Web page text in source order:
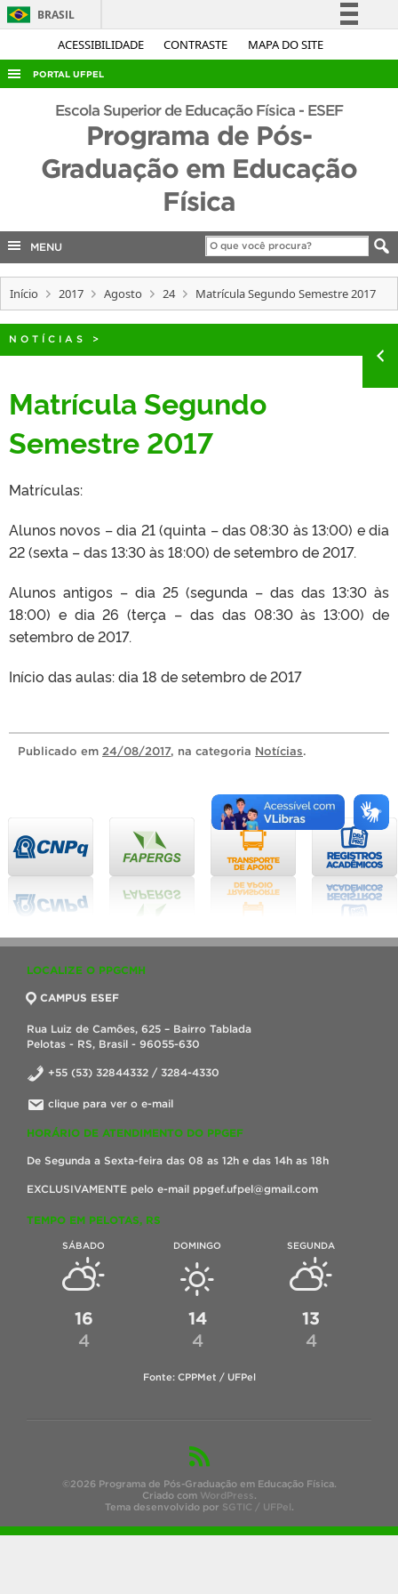
ACESSIBILIDADE CONTRASTE MAPA DO SITE
BRASIL
Simplifique!
Acesso à informação
Legislação
Canais
PORTAL UFPEL
ACESSO À INFORMAÇÃO
COBALTO
Escola Superior de Educação Física - ESEF
Programa de Pós-
Graduação em Educação
Física
MENU
Início 2017 Agosto 24 Matrícula Segundo Semestre 2017
NOTÍCIAS >
Matrícula Segundo
Semestre 2017
Matrículas:
Alunos novos – dia 21 (quinta – das 08:30 às 13:00) e dia
22 (sexta – das 13:30 às 18:00) de setembro de 2017.
Alunos antigos – dia 25 (segunda – das das 13:30 às
18:00) e dia 26 (terça – das das 08:30 às 13:00) de
setembro de 2017.
Início das aulas: dia 18 de setembro de 2017
Publicado em 24/08/2017, na categoria Notícias.
LOCALIZE O PPGCMH
CAMPUS ESEF
Rua Luiz de Camões, 625 – Bairro Tablada
Pelotas - RS, Brasil - 96055-630
+55 (53) 32844332 / 3284-4330
clique para ver o e-mail
HORÁRIO DE ATENDIMENTO DO PPGEF
De Segunda a Sexta-feira das 08 as 12h e das 14h as 18h
EXCLUSIVAMENTE pelo e-mail ppgef.ufpel@gmail.com
TEMPO EM PELOTAS, RS
SÁBADO
16
4
DOMINGO
14
4
SEGUNDA
13
4
Fonte: CPPMet / UFPel
©2026 Programa de Pós-Graduação em Educação Física.
Criado com WordPress.
Tema desenvolvido por SGTIC / UFPel.